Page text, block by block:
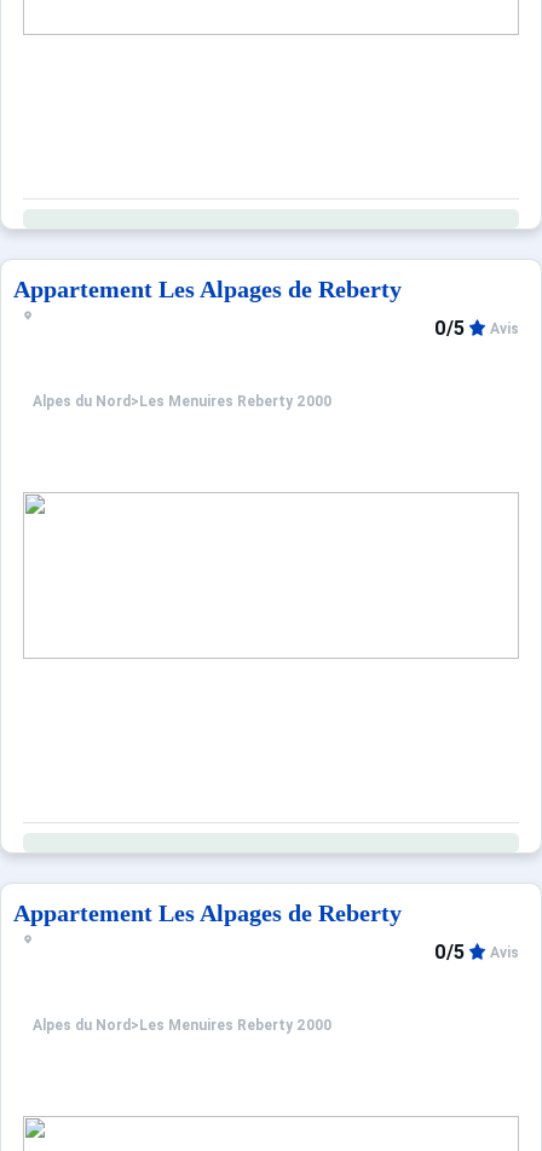
Appartement Les Alpages de Reberty
Alpes du Nord > Les Menuires Reberty 2000
0/5 Avis
Appartement Les Alpages de Reberty
Alpes du Nord > Les Menuires Reberty 2000
0/5 Avis